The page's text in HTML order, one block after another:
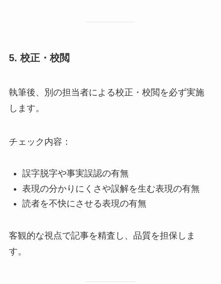
5. 校正・校閲
執筆後、別の担当者による校正・校閲を必ず実施
します。
チェック内容：
誤字脱字や事実誤認の有無
表現の分かりにくさや誤解を生む表現の有無
読者を不快にさせる表現の有無
客観的な視点で記事を精査し、品質を担保しま
す。